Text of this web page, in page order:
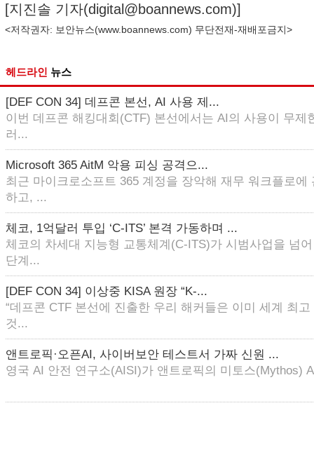
[지진솔 기자(digital@boannews.com)]
<저작권자: 보안뉴스(www.boannews.com) 무단전재-재배포금지>
헤드라인 뉴스
[DEF CON 34] 데프콘 본선, AI 사용 제...
이번 데프콘 해킹대회(CTF) 본선에서는 AI의 사용이 무제
러...
Microsoft 365 AitM 악용 피싱 공격으...
최근 마이크로소프트 365 계정을 장악해 재무 워크플로에
하고, ...
체코, 1억달러 투입 ‘C-ITS’ 본격 가동하며 ...
체코의 차세대 지능형 교통체계(C-ITS)가 시범사업을 넘
단계...
[DEF CON 34] 이상중 KISA 원장 “K-...
“데프콘 CTF 본선에 진출한 우리 해커들은 이미 세계 최
것...
앤트로픽·오픈AI, 사이버보안 테스트서 가짜 신원 ...
영국 AI 안전 연구소(AISI)가 앤트로픽의 미토스(Mythos)